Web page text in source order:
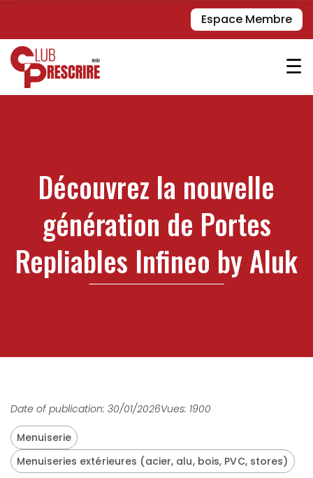
Espace Membre
☰
Découvrez la nouvelle
génération de Portes
Repliables Infineo by Aluk
Date of publication: 30/01/2026Vues: 1900
Menuiserie
Menuiseries extérieures (acier, alu, bois, PVC, stores)